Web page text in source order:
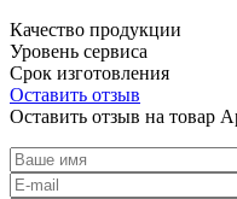
Качество продукции
Уровень сервиса
Срок изготовления
Оставить отзыв
Оставить отзыв на товар